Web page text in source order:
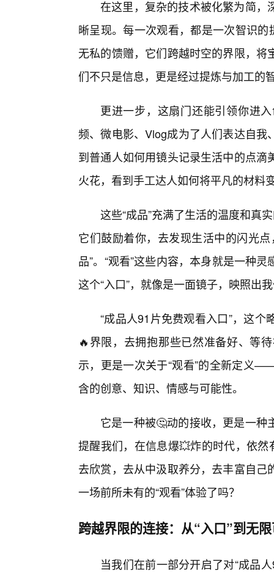
在这里，复杂的技术被化繁为简，
晰呈现。每一次观看，都是一次智识
无私的馈赠，它们跨越时空的界限，
们不只是信息，更是经过提炼与加工的
更进一步，这扇门还能引领你进
频、微电影、Vlog成为了人们表达自
到普通人如何用镜头记录生活中的点
火花，看到手工达人如何将平凡的材料
这些“成品”充满了生活的温度和真
它们鼓励着你，去发现生活中的闪光
品”。“观看”这些内容，本身就是一种
这个“入口”，就像是一面镜子，映照出
“成品人91片免费观看入口”，这
🔥界限，去拥抱那些已然准备好、等
示，更是一次关于“观看”的全新定义
含的创意、知识、情感与可能性。
它是一种被🤔动的接收，更是一
提醒我们，在信息爆💥炸的时代，依
去欣赏，去从中汲取养分，去丰富自
一场前所未有的“观看”体验了吗？
跨越界限的连接：从“入口”到无
当我们在前一部分开启了对“成品